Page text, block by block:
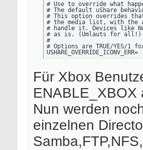
# Use to override what
# The default uShare
# This option overrides
# the media list, with the
# handle it. Devices like
# as is. (Umlauts for all!)
#
# Options are TRUE/YES/
USHARE_OVERRIDE_ICONV_ERR=
ENABLE_WEB=
# Enable Telnet control
ENABLE_TELNET=
# Use XboX 360
ENABLE_XBOX=
# Use DLNA profile (yes/no)
# This is needed for
ENABLE_DLNA=
Für Xbox
ENABLE_XBOX
Nun werden
einzelnen